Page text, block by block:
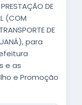
DE
(COM
DE
para
e as
e Promoção